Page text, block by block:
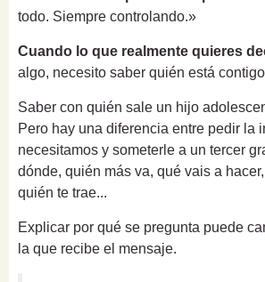
todo. Siempre controlando.»
Cuando lo que realmente quieres
algo, necesito saber quién está
Saber con quién sale un hijo
Pero hay una diferencia entre pedir la
necesitamos y someterle a un tercer
dónde, quién más va, qué vais a
quién te trae...
Explicar por qué se pregunta puede
la que recibe el mensaje.